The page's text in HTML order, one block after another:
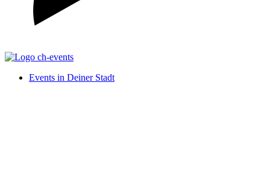
Events in Deiner Stadt